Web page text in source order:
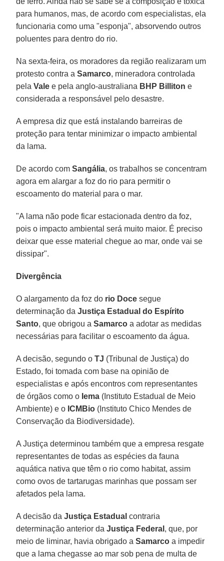
para humanos, mas, de acordo com especialistas, ela
funcionaria como uma "esponja", absorvendo outros
poluentes para dentro do rio.
Na sexta-feira, os moradores da região realizaram um
protesto contra aSamarco, mineradora controlada
pelaVale e pela anglo-australiana BHP Billiton e
considerada a responsável pelo desastre.
A empresa diz que está instalando barreiras de
proteção para tentar minimizar o impacto ambiental
da lama.
De acordo comSangália, os trabalhos se concentram
agora em alargar a foz do rio para permitir o
escoamento do material para o mar.
"A lama não pode ficar estacionada dentro da foz,
pois o impacto ambiental será muito maior. É preciso
deixar que esse material chegue ao mar, onde vai se
dissipar".
Divergência
O alargamento da foz do rio Doce segue
determinação daJustiça Estadual do Espírito
Santo, que obrigou aSamarco a adotar as medidas
necessárias para facilitar o escoamento da água.
A decisão, segundo oTJ (Tribunal de Justiça) do
Estado, foi tomada com base na opinião de
especialistas e após encontros com representantes
de órgãos como o Iema (Instituto Estadual de Meio
Ambiente) e o ICMBio (Instituto Chico Mendes de
Conservação da Biodiversidade).
A Justiça determinou também que a empresa resgate
representantes de todas as espécies da fauna
aquática nativa que têm o rio como habitat, assim
como ovos de tartarugas marinhas que possam ser
afetados pela lama.
A decisão daJustiça Estadual contraria
determinação anterior daJustiça Federal , que, por
meio de liminar, havia obrigado aSamarco a impedir
que a lama chegasse ao mar sob pena de multa de